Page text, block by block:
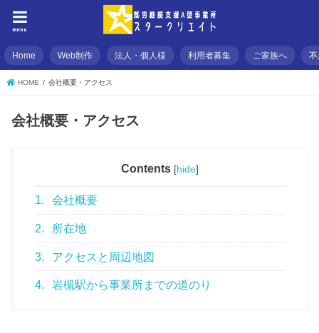
menu
Home Web制作 法人・個人様 利用者募集 ご家族へ
HOME 会社概要・アクセス
会社概要・アクセス
Contents [hide]
1. 会社概要
2. 所在地
3. アクセスと周辺地図
4. 岩槻駅から事業所までの道のり